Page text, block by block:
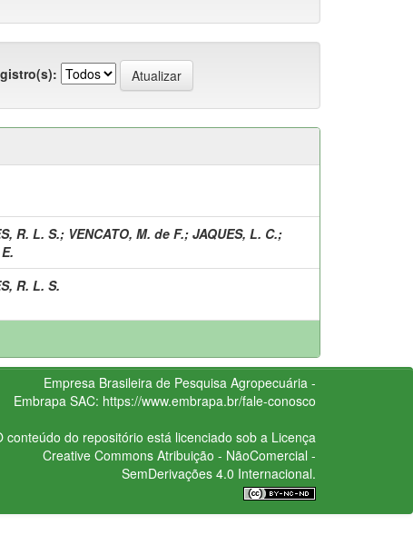
R. L. S.; VENCATO, M. de F.; JAQUES, L. C.;
R. L. S.
Empresa Brasileira de Pesquisa Agropecuária -
Embrapa SAC: https://www.embrapa.br/fale-conosco
conteúdo do repositório está licenciado sob a Licença
Creative CommonsAtribuição - NãoComercial -
SemDerivações 4.0 Internacional.